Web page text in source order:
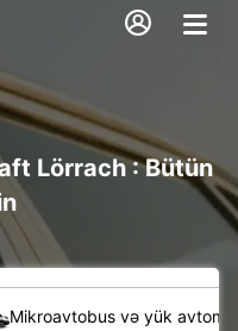
Lörrach : Bütün
Mikroavtobus və yük